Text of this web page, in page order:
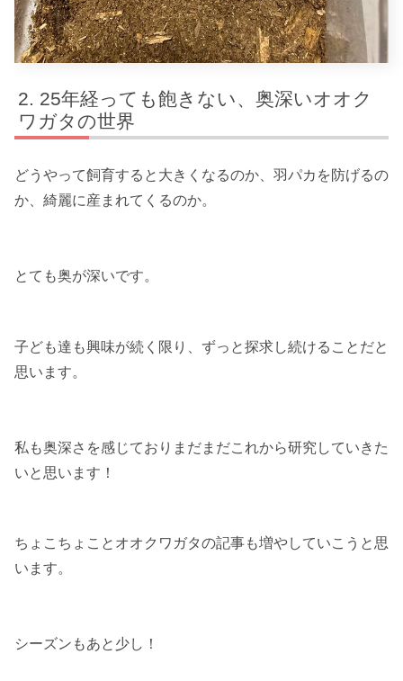
25年経っても飽きない、奥深いオオク
ワガタの世界
どうやって飼育すると大きくなるのか、羽パカを防げるの
か、綺麗に産まれてくるのか。
とても奥が深いです。
子ども達も興味が続く限り、ずっと探求し続けることだと
思います。
私も奥深さを感じておりまだまだこれから研究していきた
いと思います！
ちょこちょことオオクワガタの記事も増やしていこうと思
います。
シーズンもあと少し！